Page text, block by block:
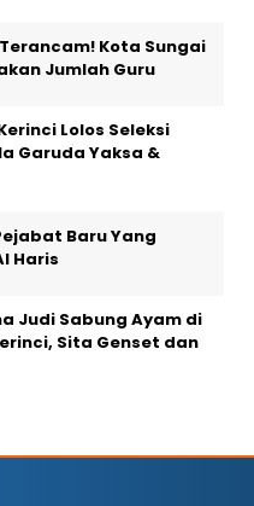
Kota Sungai
Jumlah Guru
Lolos Seleksi
Garuda Yaksa &
Baru Yang
Haris
Judi Sabung Ayam di
Sita Genset dan